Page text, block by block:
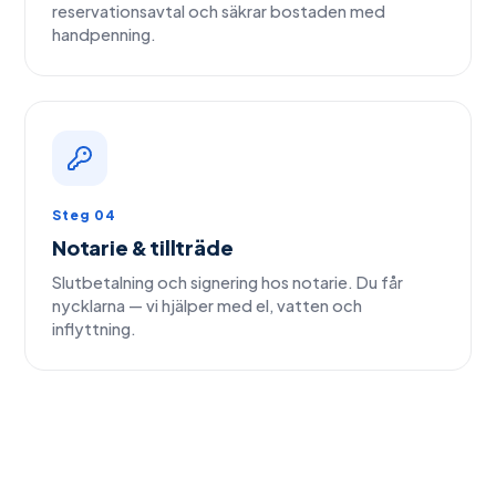
reservationsavtal och säkrar bostaden med
handpenning.
Steg 04
Notarie & tillträde
Slutbetalning och signering hos notarie. Du får
nycklarna — vi hjälper med el, vatten och
inflyttning.